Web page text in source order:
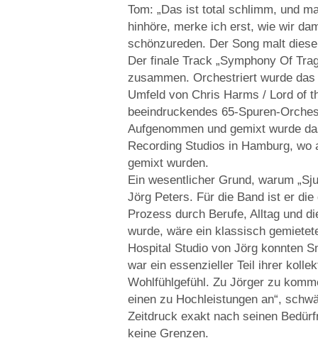
Tom: „Das ist total schlimm, und
hinhöre, merke ich erst, wie wir
schönzureden. Der Song malt
Der finale Track „Symphony Of
zusammen. Orchestriert wurde
Umfeld von Chris Harms / Lord of
beeindruckendes 65-Spuren-
Aufgenommen und gemixt wurde
Recording Studios in Hamburg,
gemixt wurden.
Ein wesentlicher Grund, warum
Jörg Peters. Für die Band ist er
Prozess durch Berufe, Alltag und
wurde, wäre ein klassisch
Hospital Studio von Jörg konnten
war ein essenzieller Teil ihrer
Wohlfühlgefühl. Zu Jörger zu
einen zu Hochleistungen an“,
Zeitdruck exakt nach seinen
keine Grenzen.